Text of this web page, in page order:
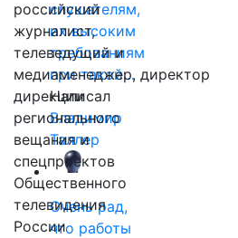
слушателям,
их высоким
требованиям
при такой…
Написал
Владимир
Таллер
Очень рад,
что работы
российский
журналист,
телеведущий и
медиаменеджер, директор
дирекции
регионального
вещания и
спецпроектов
Общественного
телевидения
России